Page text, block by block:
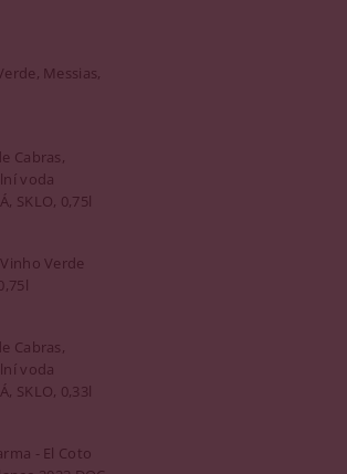
Messias,
Cabras,
voda
SKLO, 0,75l
Verde
Cabras,
voda
SKLO, 0,33l
- El Coto